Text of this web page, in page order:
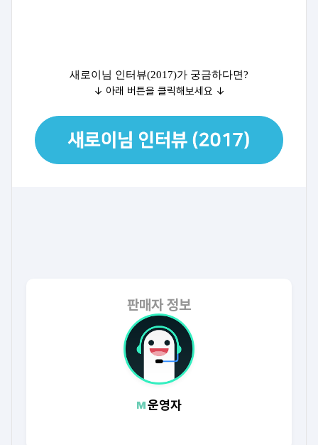
판매자 정보
운영자
새로이님 인터뷰(2017)가 궁금하다면?
↓ 아래 버튼을 클릭해보세요 ↓